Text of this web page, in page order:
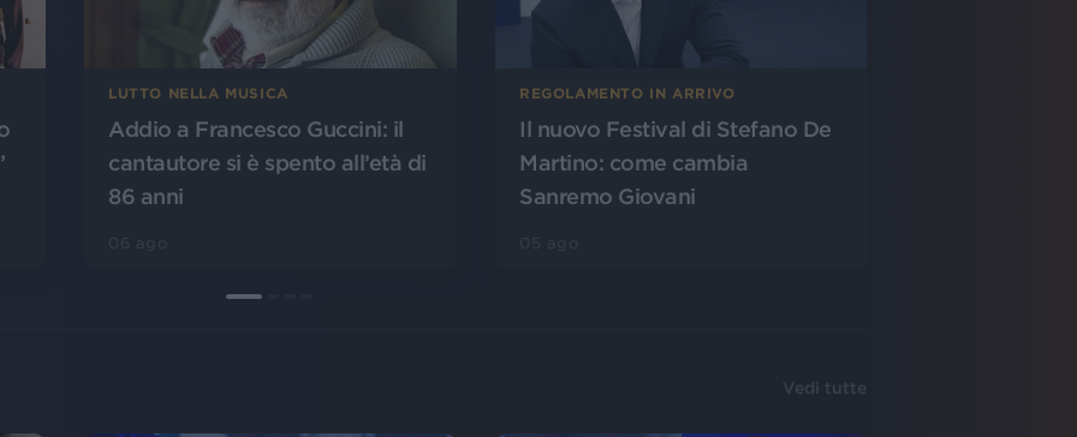
LUTTO NELLA MUSICA
Addio a Francesco Guccini: il
cantautore si è spento all’età di
86 anni
REGOLAMENTO IN ARRIVO
Il nuovo Festival di Stefano De
Martino: come cambia
Sanremo Giovani
Vedi tutte